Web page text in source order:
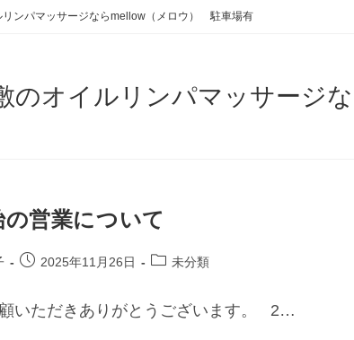
リンパマッサージならmellow（メロウ） 駐車場有
のオイルリンパマッサージ
の営業について
2025年11月26日 未分類
いただきありがとうございます。 2…